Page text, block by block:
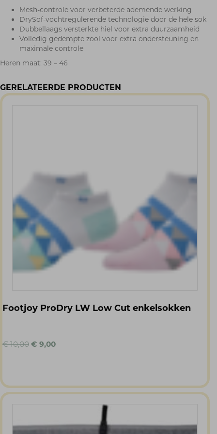
Mesh-controle voor verbeterde ademende werking
DrySof-vochtregulerende technologie door de hele sok
Dubbellaags versterkte hiel voor extra duurzaamheid
Volledig gedempte zool voor extra ondersteuning en
maximale controle
Heren maat: 39 – 46
GERELATEERDE PRODUCTEN
Footjoy ProDry LW Low Cut enkelsokken
€10,00 Oorspronkelijke
€ 9,00Huidige